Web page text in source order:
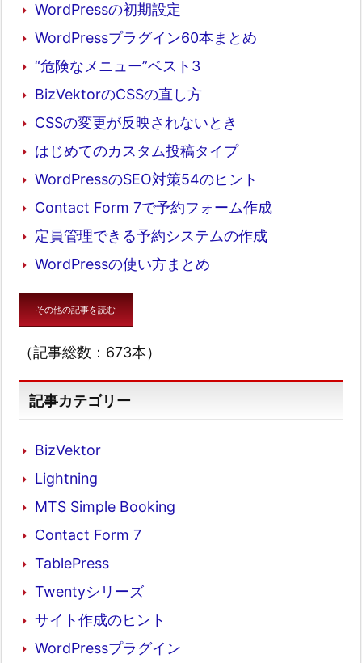
WordPressの初期設定
WordPressプラグイン60本まとめ
“危険なメニュー”ベスト3
BizVektorのCSSの直し方
CSSの変更が反映されないとき
はじめてのカスタム投稿タイプ
WordPressのSEO対策54のヒント
Contact Form 7で予約フォーム作成
定員管理できる予約システムの作成
WordPressの使い方まとめ
その他の記事を読む
（記事総数：673本）
記事カテゴリー
BizVektor
Lightning
MTS Simple Booking
Contact Form 7
TablePress
Twentyシリーズ
サイト作成のヒント
WordPressプラグイン